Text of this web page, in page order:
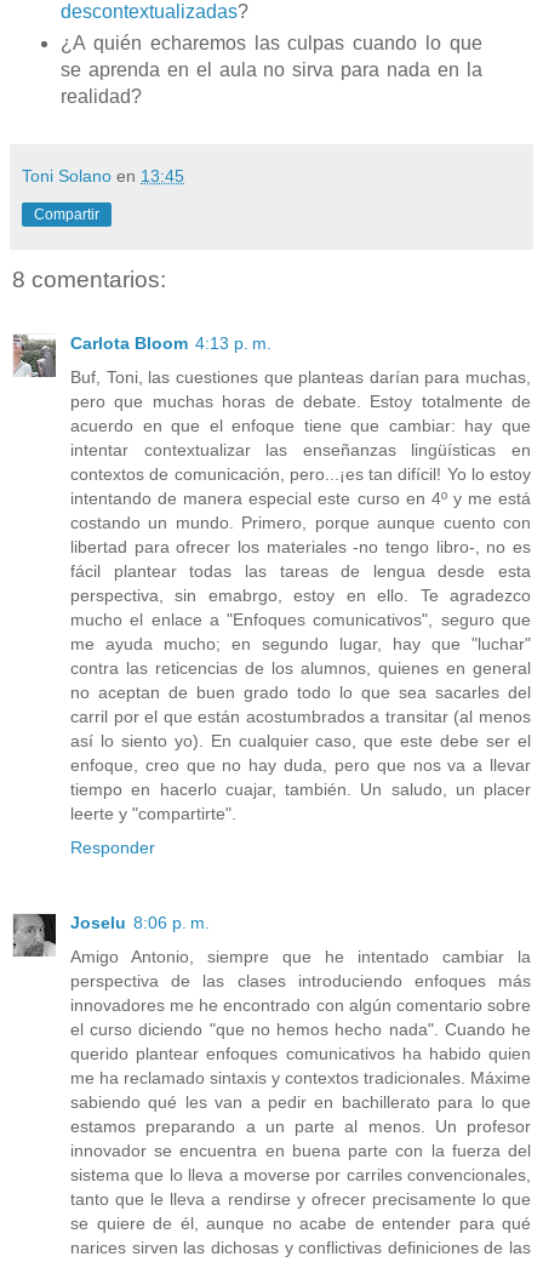
descontextualizadas?
¿A quién echaremos las culpas cuando lo que
se aprenda en el aula no sirva para nada en la
realidad?
Toni Solano en 13:45
Compartir
8 comentarios:
Carlota Bloom 4:13 p. m.
Buf, Toni, las cuestiones que planteas darían para muchas,
pero que muchas horas de debate. Estoy totalmente de
acuerdo en que el enfoque tiene que cambiar: hay que
intentar contextualizar las enseñanzas lingüísticas en
contextos de comunicación, pero...¡es tan difícil! Yo lo estoy
intentando de manera especial este curso en 4º y me está
costando un mundo. Primero, porque aunque cuento con
libertad para ofrecer los materiales -no tengo libro-, no es
fácil plantear todas las tareas de lengua desde esta
perspectiva, sin emabrgo, estoy en ello. Te agradezco
mucho el enlace a "Enfoques comunicativos", seguro que
me ayuda mucho; en segundo lugar, hay que "luchar"
contra las reticencias de los alumnos, quienes en general
no aceptan de buen grado todo lo que sea sacarles del
carril por el que están acostumbrados a transitar (al menos
así lo siento yo). En cualquier caso, que este debe ser el
enfoque, creo que no hay duda, pero que nos va a llevar
tiempo en hacerlo cuajar, también. Un saludo, un placer
leerte y "compartirte".
Responder
Joselu 8:06 p. m.
Amigo Antonio, siempre que he intentado cambiar la
perspectiva de las clases introduciendo enfoques más
innovadores me he encontrado con algún comentario sobre
el curso diciendo "que no hemos hecho nada". Cuando he
querido plantear enfoques comunicativos ha habido quien
me ha reclamado sintaxis y contextos tradicionales. Máxime
sabiendo qué les van a pedir en bachillerato para lo que
estamos preparando a un parte al menos. Un profesor
innovador se encuentra en buena parte con la fuerza del
sistema que lo lleva a moverse por carriles convencionales,
tanto que le lleva a rendirse y ofrecer precisamente lo que
se quiere de él, aunque no acabe de entender para qué
narices sirven las dichosas y conflictivas definiciones de las